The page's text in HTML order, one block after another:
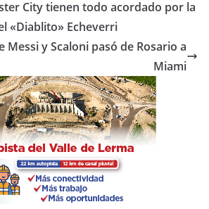
A
p
p
ar
tir
City tienen todo acordado por la
«Diablito» Echeverri
Messi y Scaloni pasó de Rosario a
Miami